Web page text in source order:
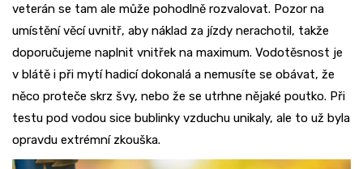
veterán se tam ale může pohodlně rozvalovat. Pozor na
umístění věcí uvnitř, aby náklad za jízdy nerachotil, takže
doporučujeme naplnit vnitřek na maximum. Vodotěsnost je
v blátě i při mytí hadicí dokonalá a nemusíte se obávat, že
něco proteče skrz švy, nebo že se utrhne nějaké poutko. Při
testu pod vodou sice bublinky vzduchu unikaly, ale to už byla
opravdu extrémní zkouška.